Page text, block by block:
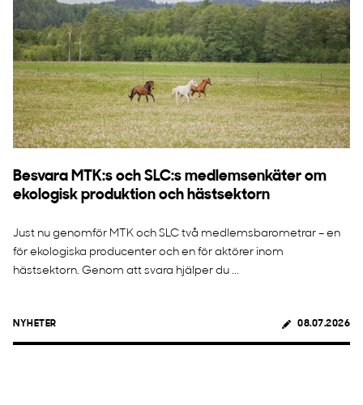
Besvara MTK:s och SLC:s medlemsenkäter om
ekologisk produktion och hästsektorn
Just nu genomför MTK och SLC två medlemsbarometrar – en
för ekologiska producenter och en för aktörer inom
hästsektorn. Genom att svara hjälper du ...
NYHETER 08.07.2026